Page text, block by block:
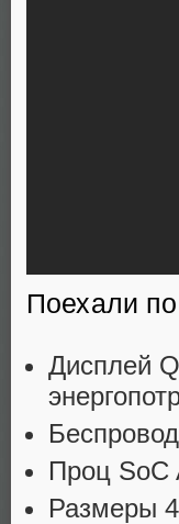
Поехали
Дисплей
Проц SoC
Размеры